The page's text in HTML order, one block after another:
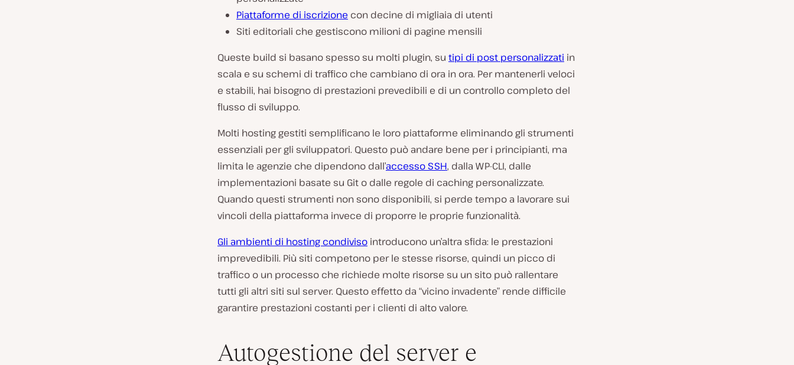
Piattaforme di iscrizione con decine di migliaia di utenti
Siti editoriali che gestiscono milioni di pagine mensili
Queste build si basano spesso su molti plugin, su tipi di post personalizzati in
scala e su schemi di traffico che cambiano di ora in ora. Per mantenerli veloci
e stabili, hai bisogno di prestazioni prevedibili e di un controllo completo del
flusso di sviluppo.
Molti hosting gestiti semplificano le loro piattaforme eliminando gli strumenti
essenziali per gli sviluppatori. Questo può andare bene per i principianti, ma
limita le agenzie che dipendono dall’accesso SSH, dalla WP-CLI, dalle
implementazioni basate su Git o dalle regole di caching personalizzate.
Quando questi strumenti non sono disponibili, si perde tempo a lavorare sui
vincoli della piattaforma invece di proporre le proprie funzionalità.
Gli ambienti di hosting condiviso introducono un’altra sfida: le prestazioni
imprevedibili. Più siti competono per le stesse risorse, quindi un picco di
traffico o un processo che richiede molte risorse su un sito può rallentare
tutti gli altri siti sul server. Questo effetto da “vicino invadente” rende difficile
garantire prestazioni costanti per i clienti di alto valore.
Autogestione del server e